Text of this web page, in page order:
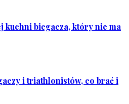
kuchni biegacza, który nie ma
i triathlonistów, co brać i